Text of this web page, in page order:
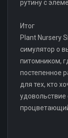
рутину с
Итог
Plant Nursery
симулятор о
питомником,
постепенное
для тех, кто